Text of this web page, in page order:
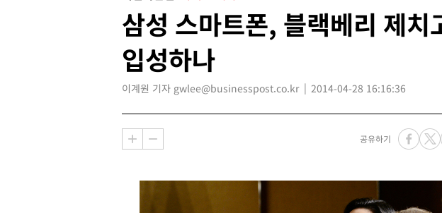
삼성 스마트폰, 블랙베리 제치
입성하나
이계원 기자 gwlee@businesspost.co.kr 2014-04-28 16:16:36
공유하기